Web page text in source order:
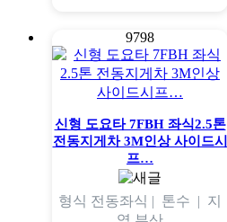
9798
신형 도요타 7FBH 좌식2.5톤
전동지게차 3M인상 사이드시
프…
형식 전동좌식 | 톤수 | 지